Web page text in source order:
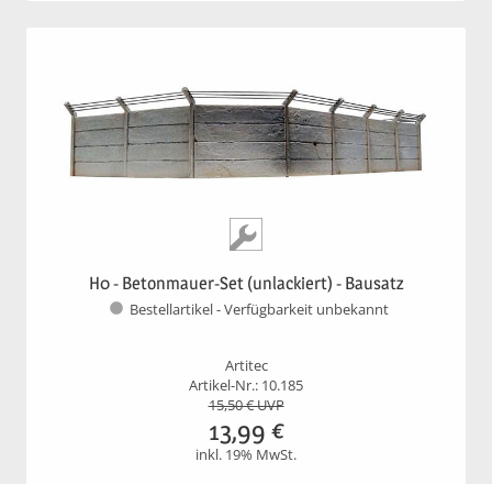
H0 - Betonmauer-Set (unlackiert) - Bausatz
Bestellartikel - Verfügbarkeit unbekannt
Artitec
Artikel-Nr.: 10.185
15,50€ UVP
13,99 €
inkl. 19% MwSt.